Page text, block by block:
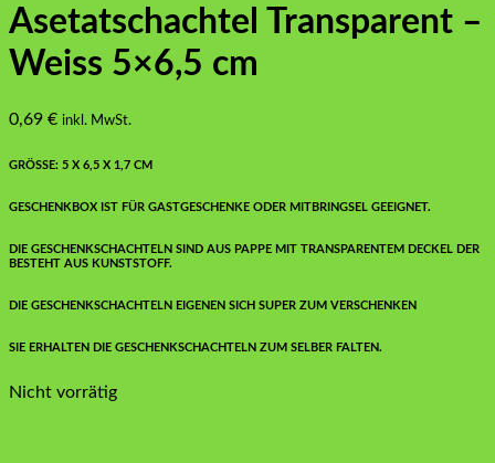
Asetatschachtel Transparent –
Weiss 5×6,5 cm
0,69 € inkl. MwSt.
GRÖSSE: 5 X 6,5 X 1,7 CM
GESCHENKBOX IST FÜR GASTGESCHENKE ODER MITBRINGSEL GEEIGNET.
DIE GESCHENKSCHACHTELN SIND AUS PAPPE MIT TRANSPARENTEM DECKEL DER
BESTEHT AUS KUNSTSTOFF.
DIE GESCHENKSCHACHTELN EIGENEN SICH SUPER ZUM VERSCHENKEN
SIE ERHALTEN DIE GESCHENKSCHACHTELN ZUM SELBER FALTEN.
Nicht vorrätig